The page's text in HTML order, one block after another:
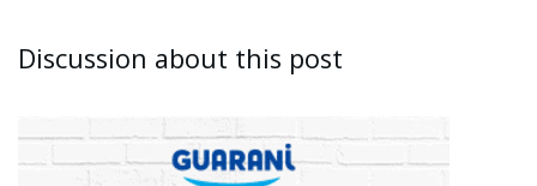
Discussion about this post